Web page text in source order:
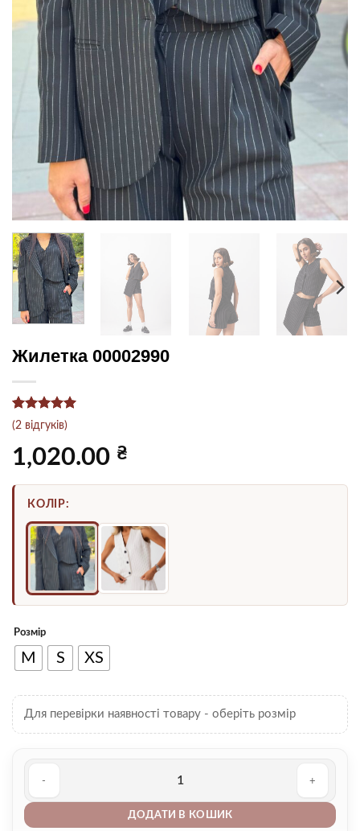
Жилетка 00002990
Рейтинг5
з 5 на
основі
опитування
2
покупців
(2 відгуків)
1,020.00 ₴
КОЛІР:
Розмір
M S XS
Для перевірки наявності товару - оберіть розмір
ДОДАТИ В КОШИК